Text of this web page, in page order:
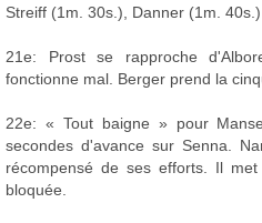
Streiff (1m. 30s.), Danner (1m.
21e: Prost se rapproche
fonctionne mal. Berger prend la
22e: « Tout baigne » pour
secondes d'avance sur Senna.
récompensé de ses efforts. Il
bloquée.